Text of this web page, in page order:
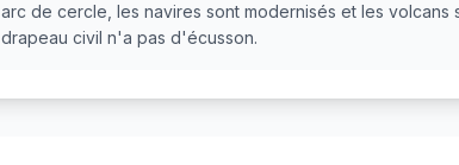
arc de cercle, les navires sont modernisés et les
drapeau civil n'a pas d'écusson.